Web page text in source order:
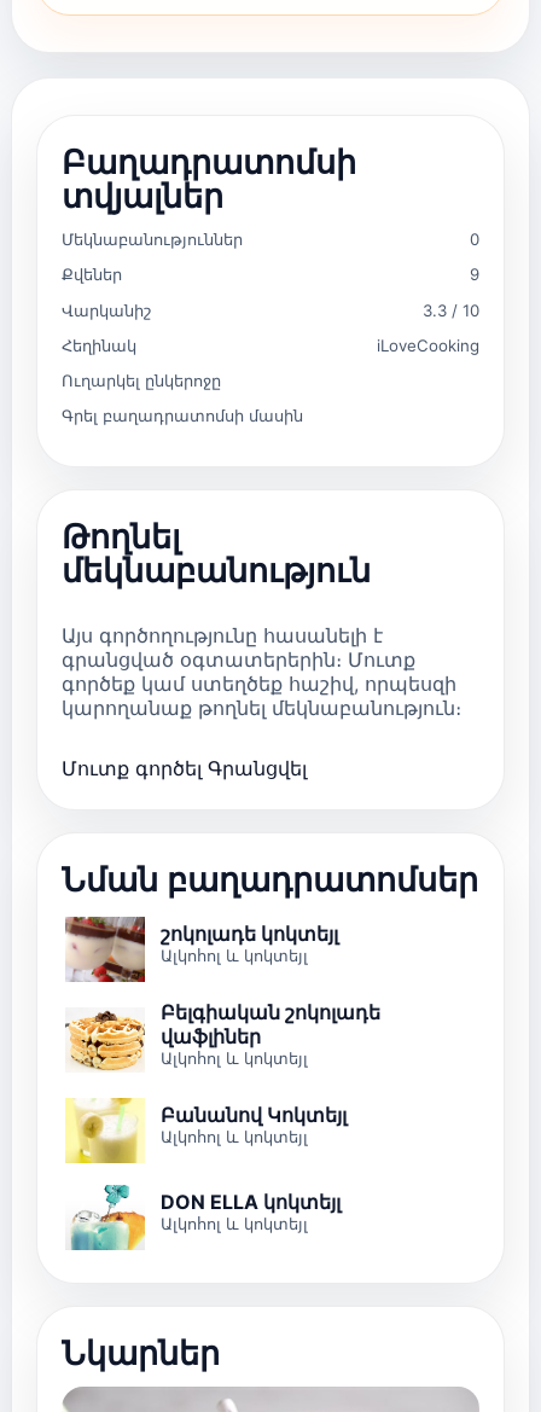
Բաղադրատոմսի
տվյալներ
Մեկնաբանություններ
0
Քվեներ
9
Վարկանիշ
3.3 / 10
Հեղինակ
iLoveCooking
Ուղարկել ընկերոջը
Գրել բաղադրատոմսի մասին
Թողնել
մեկնաբանություն
Այս գործողությունը հասանելի է
գրանցված օգտատերերին։ Մուտք
գործեք կամ ստեղծեք հաշիվ, որպեսզի
կարողանաք թողնել մեկնաբանություն։
Մուտք գործել Գրանցվել
Նման բաղադրատոմսեր
շոկոլադե կոկտեյլ
Ալկոհոլ և կոկտեյլ
Բելգիական շոկոլադե
վաֆլիներ
Ալկոհոլ և կոկտեյլ
Բանանով Կոկտեյլ
Ալկոհոլ և կոկտեյլ
DON ELLA կոկտեյլ
Ալկոհոլ և կոկտեյլ
Նկարներ